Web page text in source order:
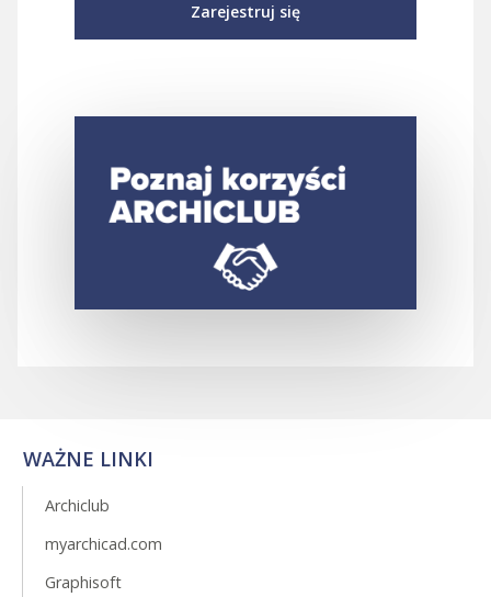
Zarejestruj się
WAŻNE LINKI
Archiclub
myarchicad.com
Graphisoft